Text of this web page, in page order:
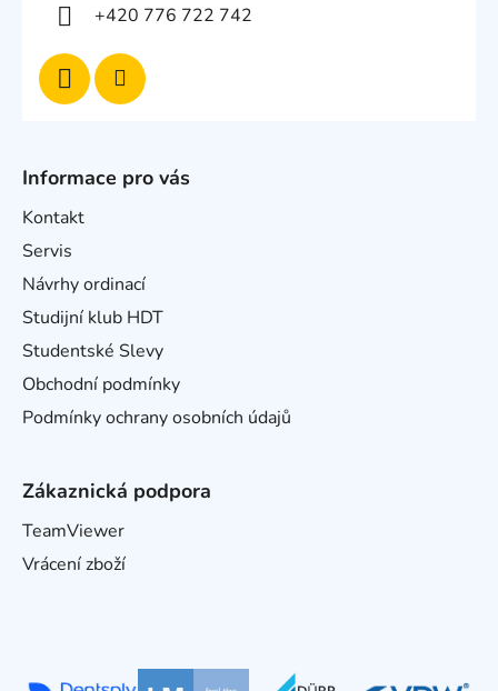
+420 776 722 742
Informace pro vás
Kontakt
Servis
Návrhy ordinací
Studijní klub HDT
Studentské Slevy
Obchodní podmínky
Podmínky ochrany osobních údajů
Zákaznická podpora
TeamViewer
Vrácení zboží